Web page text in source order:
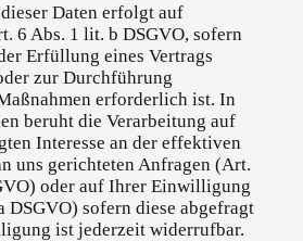
Daten erfolgt auf
6 Abs. 1 lit. b DSGVO, sofern
Erfüllung eines Vertrags
zur Durchführung
erforderlich ist. In
beruht die Verarbeitung auf
Interesse an der effektiven
uns gerichteten Anfragen (Art.
oder auf Ihrer Einwilligung
DSGVO) sofern diese abgefragt
ist jederzeit widerrufbar.